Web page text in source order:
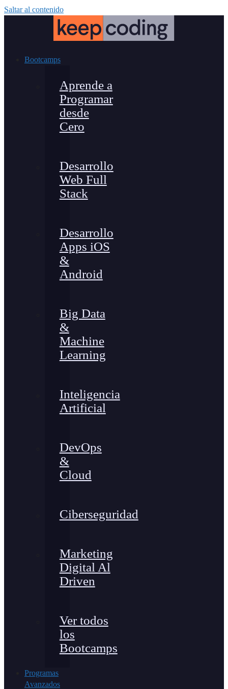
Saltar al contenido
Bootcamps
Aprende a
Programar
desde
Cero
Desarrollo
Web Full
Stack
Desarrollo
Apps iOS
&
Android
Big Data
&
Machine
Learning
Inteligencia
Artificial
DevOps
&
Cloud
Ciberseguridad
Marketing
Digital Al
Driven
Ver todos
los
Bootcamps
Programas
Avanzados